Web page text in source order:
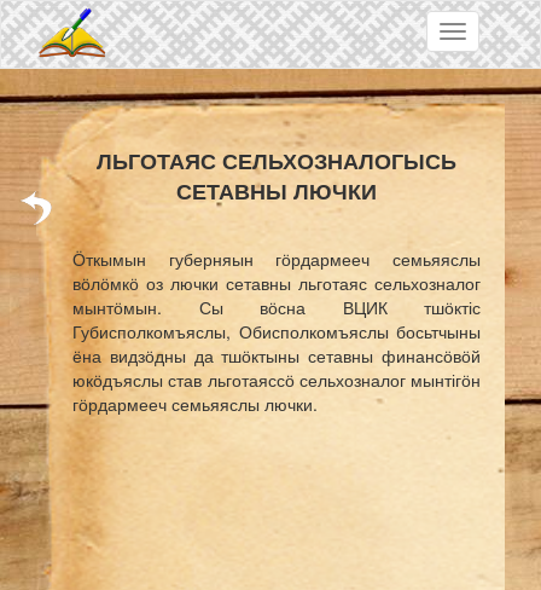
Skip to main content
Toggle
navigation
ЛЬГОТАЯС СЕЛЬХОЗНАЛОГЫСЬ
СЕТАВНЫ ЛЮЧКИ
Ӧткымын губерняын гӧрдармееч семьяяслы
вӧлӧмкӧ оз лючки сетавны льготаяс сельхозналог
мынтӧмын. Сы вӧсна ВЦИКтшӧктіс
Губисполкомъяслы, Обисполкомъяслы босьтчыны
ёна видзӧдны да тшӧктыны сетавны финансӧвӧй
юкӧдъяслы став льготаяссӧ сельхозналог мынтігӧн
гӧрдармееч семьяяслы лючки.